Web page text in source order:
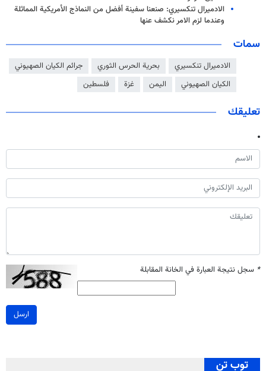
الادميرال تنكسيري: صنعنا سفينة أفضل من النماذج الأمريكية المماثلة
وعندما لزم الامر نكشف عنها
سمات
الادميرال تنكسيري بحریة الحرس الثوري
جرائم الكيان الصهيوني
الكيان الصهيوني
اليمن غزة فلسطين
تعليقك
* سجل نتيجة العبارة في الخانة المقابلة
ارسل
توب تن